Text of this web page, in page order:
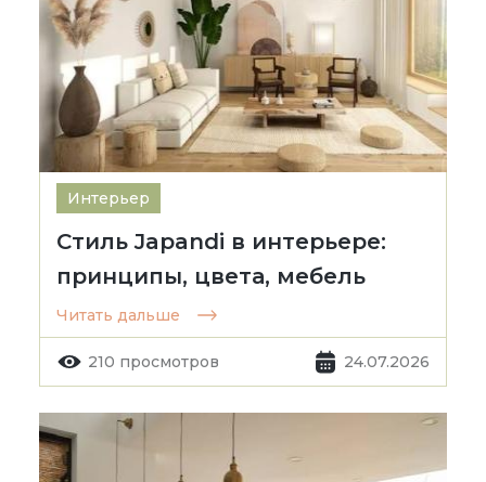
Интерьер
Стиль Japandi в интерьере:
принципы, цвета, мебель
Читать дальше
210 просмотров 24.07.2026